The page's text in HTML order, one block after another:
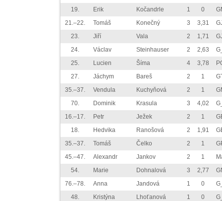
19.
Erik Kočandrle 1 0
21.–22.
Tomáš Konečný 3 3,31
23.
Jiří Vala 2 1,71
24.
Václav Steinhauser 2 2,63
25.
Lucien Šíma 4 3,78
27.
Jáchym Bareš 2 1
35.–37.
Vendula Kuchyňová 2 1
70.
Dominik Krasula 3 4,02
16.–17.
Petr Ježek 2 1
18.
Hedvika Ranošová 2 1,91
35.–37.
Tomáš Čelko 2 1
45.–47.
Alexandr Jankov 2 1
54.
Marie Dohnalová 3 2,77
76.–78.
Anna Jandová 1 0
48.
Kristýna Lhoťanová 1 0